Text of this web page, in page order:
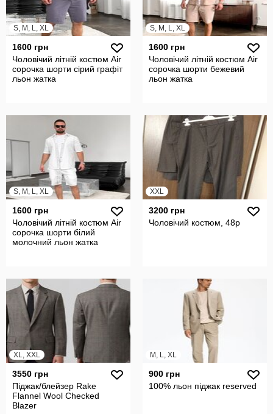
S, M, L, XL
1600 грн
Чоловічий літній костюм Air
сорочка шорти сірий графіт
льон жатка
S, M, L, XL
1600 грн
Чоловічий літній костюм Air
сорочка шорти бежевий
льон жатка
S, M, L, XL
1600 грн
Чоловічий літній костюм Air
сорочка шорти білий
молочний льон жатка
XXL
3200 грн
Чоловічий костюм, 48р
XL, XXL
3550 грн
Піджак/блейзер Rake
Flannel Wool Checked
Blazer
M, L, XL
900 грн
100% льон піджак reserved